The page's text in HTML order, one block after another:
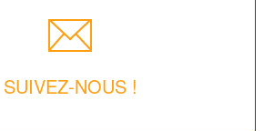
SUIVEZ-NOUS !